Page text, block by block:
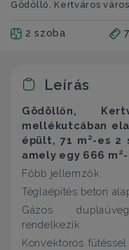
Gödöllő, Kertváros
2 szoba
Leírás
Gödöllőn,
mellékutcában
épült, 71 m²-es 2
amely egy 666
Főbb jellemzők:
Téglaépítés beton
Gázos
rendelkezik.
Konvektoros